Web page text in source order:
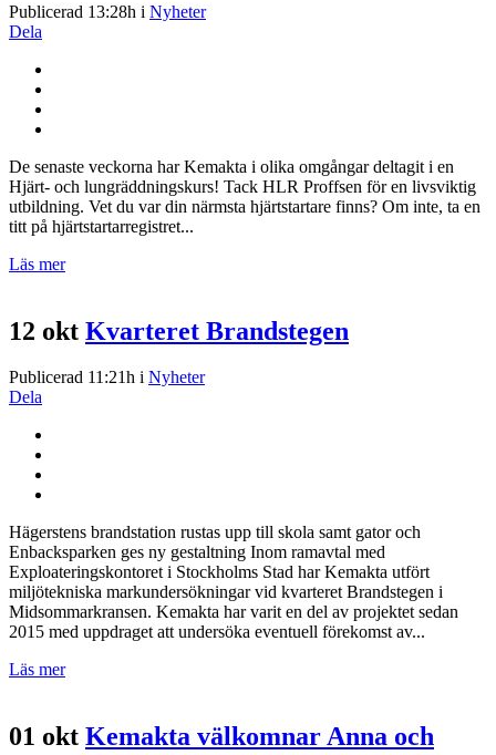
Publicerad 13:28h i Nyheter
Dela
De senaste veckorna har Kemakta i olika omgångar deltagit i en
Hjärt- och lungräddningskurs! Tack HLR Proffsen för en livsviktig
utbildning. Vet du var din närmsta hjärtstartare finns? Om inte, ta en
titt på hjärtstartarregistret...
Läs mer
12 okt Kvarteret Brandstegen
Publicerad 11:21h i Nyheter
Dela
Hägerstens brandstation rustas upp till skola samt gator och
Enbacksparken ges ny gestaltning Inom ramavtal med
Exploateringskontoret i Stockholms Stad har Kemakta utfört
miljötekniska markundersökningar vid kvarteret Brandstegen i
Midsommarkransen. Kemakta har varit en del av projektet sedan
2015 med uppdraget att undersöka eventuell förekomst av...
Läs mer
01 okt Kemakta välkomnar Anna och